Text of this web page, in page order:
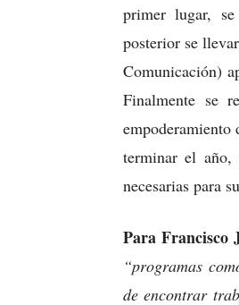
primer lugar,
posterior se
Comunicación)
Finalmente se
empoderamiento
terminar el año,
necesarias para
Para Francisco
“programas
de encontrar